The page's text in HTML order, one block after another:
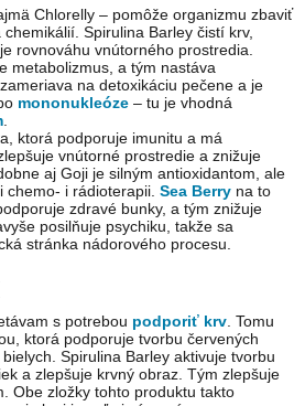
Chlorelly – pomôže organizmu zbaviť
Spirulina Barley čistí krv,
rovnováhu vnútorného prostredia.
metabolizmus, a tým nastáva
na detoxikáciu pečene a je
mononukleóze – tu je vhodná
ktorá podporuje imunitu a má
vnútorné prostredie a znižuje
aj Goji je silným antioxidantom, ale
i rádioterapii. Sea Berry na to
zdravé bunky, a tým znižuje
posilňuje psychiku, takže sa
stránka nádorového procesu.
s potrebou podporiť krv . Tomu
ktorá podporuje tvorbu červených
Spirulina Barley aktivuje tvorbu
a zlepšuje krvný obraz. Tým zlepšuje
Obe zložky tohto produktu takto